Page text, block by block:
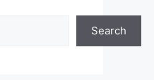
Search